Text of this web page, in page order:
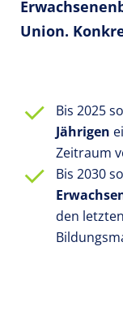
Union.
Bis 2025
Jährigen
Zeitraum
Bis 2030
den